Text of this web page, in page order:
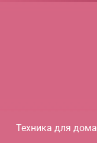
Техника для дома